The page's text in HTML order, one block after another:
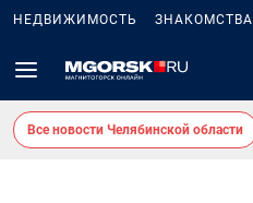
НЕДВИЖИМОСТЬ ЗНАКОМСТВА
Все новости Челябинской области